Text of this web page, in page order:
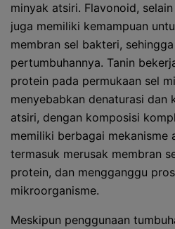
minyak atsiri. Flavonoid,
juga memiliki kemampuan
membran sel bakteri,
pertumbuhannya. Tanin
protein pada permukaan sel
menyebabkan denaturasi dan
atsiri, dengan komposisi
memiliki berbagai mekanisme
termasuk merusak membran
protein, dan mengganggu
mikroorganisme.
Meskipun penggunaan